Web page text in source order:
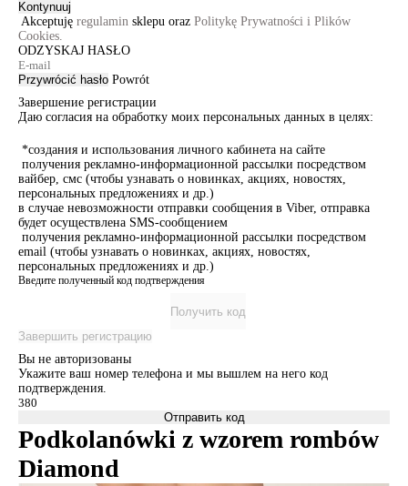
Kontynuuj
Akceptuję regulamin sklepu oraz Politykę Prywatności i Plików
Cookies.
ODZYSKAJ HASŁO
Przywrócić hasło Powrót
Завершение регистрации
Даю согласия на обработку моих персональных данных в целях:
*создания и использования личного кабинета на сайте
получения рекламно-информационной рассылки посредством
вайбер, смс (чтобы узнавать о новинках, акциях, новостях,
персональных предложениях и др.)
в случае невозможности отправки сообщения в Viber, отправка
будет осуществлена SMS-сообщением
получения рекламно-информационной рассылки посредством
email (чтобы узнавать о новинках, акциях, новостях,
персональных предложениях и др.)
Введите полученный код подтверждения
Получить код
Завершить регистрацию
Вы не авторизованы
Укажите ваш номер телефона и мы вышлем на него код
подтверждения.
Отправить код
Podkolanówki z wzorem rombów
Diamond